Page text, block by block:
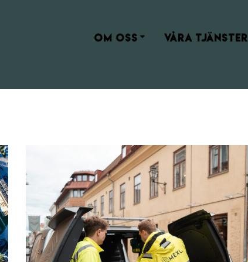
OM OSS VÅRA TJÄNSTER